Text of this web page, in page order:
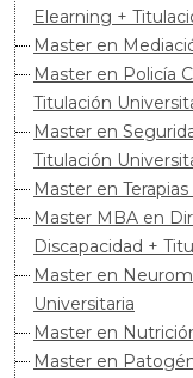
Elearning +
Master en
Master en Policía
Titulación
Master en
Titulación
Master en
Master MBA en
Discapacidad +
Master en
Universitaria
Master en
Master en